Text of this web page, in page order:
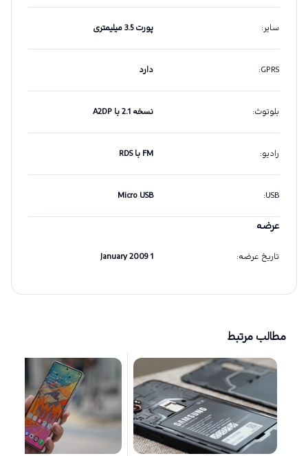
سایر: پورت 3.5 میلیمتری
GPRS
: دارد
بلوتوث: نسخه 2.1 با A2DP
رادیو: FM با RDS
USB
:
Micro USB
عرضه
تاریخ عرضه:
1 January 2009
مطالب مرتبط